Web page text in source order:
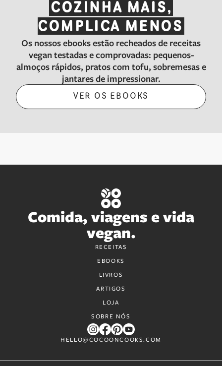
COZINHA MAIS,
COMPLICA MENOS
Os nossos ebooks estão recheados de receitas
vegan testadas e comprovadas: pequenos-
almoços rápidos, pratos com tofu, sobremesas e
jantares de impressionar.
VER OS EBOOKS
RECEITAS
EBOOKS
LIVROS
ARTIGOS
LOJA
SOBRE NÓS
Comida, viagens e vida
vegan.
HELLO@COCOONCOOKS.COM